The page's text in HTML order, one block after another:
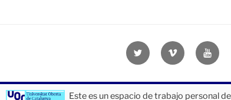
Twitter
UOC
Vimeo
UOC
UOC
Este es un espacio de trabajo personal